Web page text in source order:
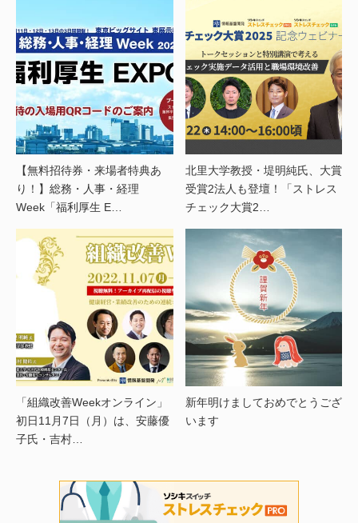
【無料招待券・来場者特典あ
り！】総務・人事・経理
Week「福利厚生 E…
北里大学教授・堤明純氏、大賞
受賞2法人も登壇！「ストレス
チェック大賞2…
「組織改善Weekオンライン」
初日11月7日（月）は、安藤優
子氏・吉村…
新年明けましておめでとうござ
います